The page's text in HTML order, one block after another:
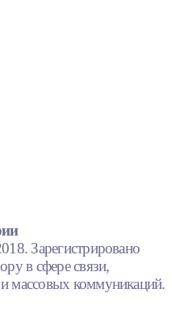
Зарегистрировано
в сфере связи,
массовых коммуникаций.